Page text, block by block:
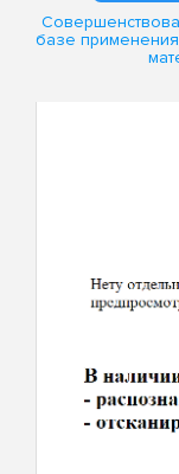
базе применения